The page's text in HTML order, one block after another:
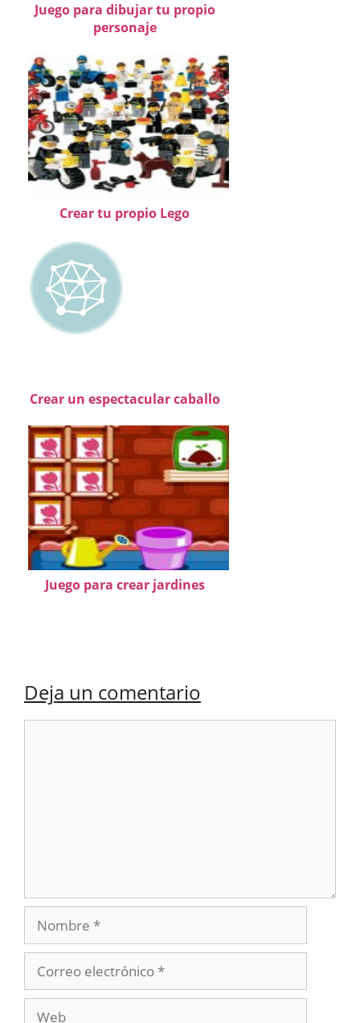
Juego para dibujar tu propio
personaje
Crear tu propio Lego
Crear un espectacular caballo
Juego para crear jardines
Deja un comentario
Nombre
electrónico